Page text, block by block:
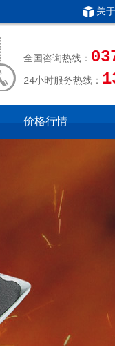
关
全国咨询热线：
24小时服务热线：
价格行情